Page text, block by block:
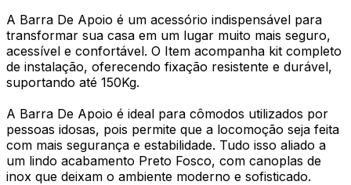
A Barra De Apoio é um acessório indispensável para
transformar sua casa em um lugar muito mais seguro,
acessível e confortável. O Item acompanha kit completo
de instalação, oferecendo fixação resistente e durável,
suportando até 150Kg.
A Barra De Apoio é ideal para cômodos utilizados por
pessoas idosas, pois permite que a locomoção seja feita
com mais segurança e estabilidade. Tudo isso aliado a
um lindo acabamento Preto Fosco, com canoplas de
inox que deixam o ambiente moderno e sofisticado.